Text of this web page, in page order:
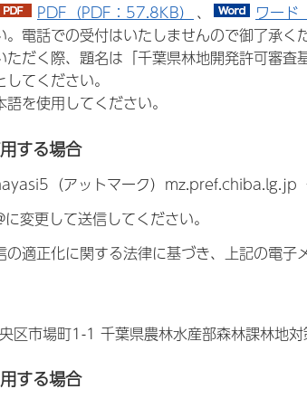
PDF（PDF：57.8KB） 、 ワード
電話での受付はいたしませんので御了承く
ただく際、題名は「千葉県林地開発許可審
てください。
を使用してください。
する場合
（アットマーク）mz.pref.chiba.lg.jp
変更して送信してください。
適正化に関する法律に基づき、上記の電子
市場町1-1 千葉県農林水産部森林課林地対
する場合